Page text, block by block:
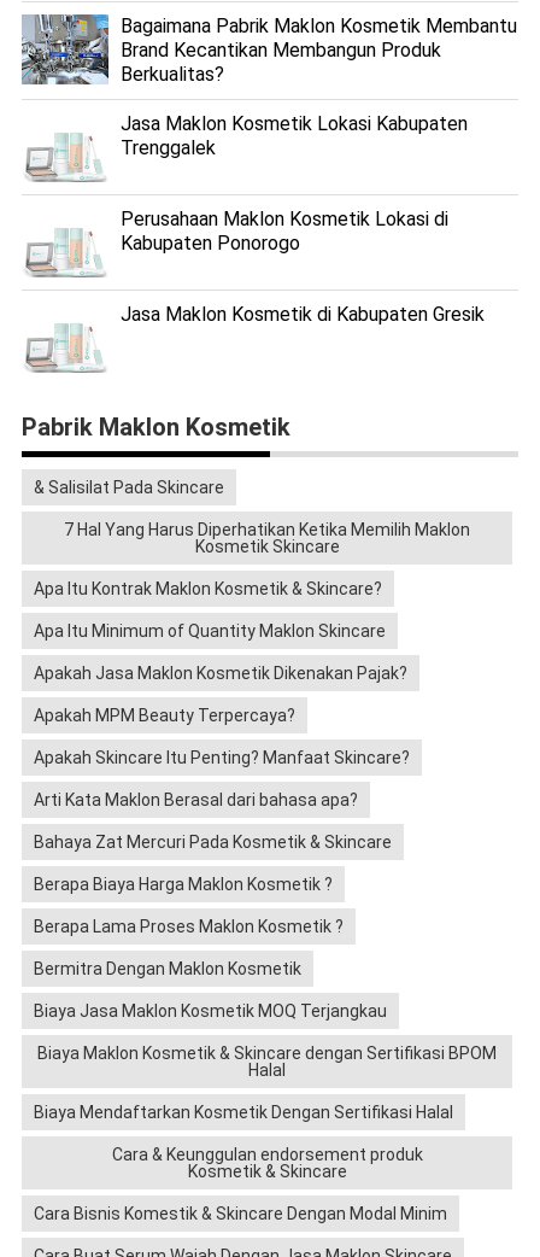
Bagaimana Pabrik Maklon Kosmetik Membantu
Brand Kecantikan Membangun Produk
Berkualitas?
Jasa Maklon Kosmetik Lokasi Kabupaten
Trenggalek
Perusahaan Maklon Kosmetik Lokasi di
Kabupaten Ponorogo
Jasa Maklon Kosmetik di Kabupaten Gresik
Pabrik Maklon Kosmetik
& Salisilat Pada Skincare
7 Hal Yang Harus Diperhatikan Ketika Memilih Maklon
Kosmetik Skincare
Apa Itu Kontrak Maklon Kosmetik & Skincare?
Apa Itu Minimum of Quantity Maklon Skincare
Apakah Jasa Maklon Kosmetik Dikenakan Pajak?
Apakah MPM Beauty Terpercaya?
Apakah Skincare Itu Penting? Manfaat Skincare?
Arti Kata Maklon Berasal dari bahasa apa?
Bahaya Zat Mercuri Pada Kosmetik & Skincare
Berapa Biaya Harga Maklon Kosmetik ?
Berapa Lama Proses Maklon Kosmetik ?
Bermitra Dengan Maklon Kosmetik
Biaya Jasa Maklon Kosmetik MOQ Terjangkau
Biaya Maklon Kosmetik & Skincare dengan Sertifikasi BPOM
Halal
Biaya Mendaftarkan Kosmetik Dengan Sertifikasi Halal
Cara & Keunggulan endorsement produk
Kosmetik & Skincare
Cara Bisnis Komestik & Skincare Dengan Modal Minim